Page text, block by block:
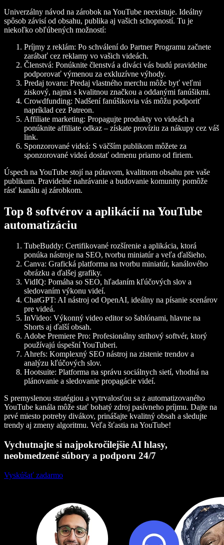
Univerzálny návod na zárobok na YouTube neexistuje. Ideálny
spôsob závisí od obsahu, publika aj vašich schopností. Tu je
niekoľko obľúbených možností:
Príjmy z reklám: Po schválení do Partner Programu začnete
zarábať cez reklamy vo vašich videách.
Členstvá: Ponúknite členstvá a diváci vás budú pravidelne
podporovať výmenou za exkluzívne výhody.
Predaj tovaru: Predaj vlastného merchu môže byť veľmi
ziskový, najmä s kvalitnou značkou a oddanými fanúšikmi.
Crowdfunding: Nadšení fanúšikovia vás môžu podporiť
napríklad cez Patreon.
Affiliate marketing: Propagujte produkty vo videách a
ponúknite affiliate odkaz – získate províziu za nákupy cez váš
link.
Sponzorované videá: S väčším publikom môžete za
sponzorované videá dostať odmenu priamo od firiem.
Úspech na YouTube stojí na pútavom, kvalitnom obsahu pre vaše
publikum. Pravidelné nahrávanie a budovanie komunity pomôže
rásť kanálu aj zárobkom.
Top 8 softvérov a aplikácií na YouTube
automatizáciu
TubeBuddy: Certifikované rozšírenie a aplikácia, ktorá
ponúka nástroje na SEO, tvorbu miniatúr a veľa ďalšieho.
Canva: Grafická platforma na tvorbu miniatúr, kanálového
obrázku a ďalšej grafiky.
VidIQ: Pomáha so SEO, hľadaním kľúčových slov a
sledovaním výkonu videí.
ChatGPT: AI nástroj od OpenAI, ideálny na písanie scenárov
pre videá.
InVideo: Výkonný video editor so šablónami, hlavne na
Shorts aj ďalší obsah.
Adobe Premiere Pro: Profesionálny strihový softvér, ktorý
používajú úspešní YouTuberi.
Ahrefs: Komplexný SEO nástroj na zistenie trendov a
analýzu kľúčových slov.
Hootsuite: Platforma na správu sociálnych sietí, vhodná na
plánovanie a sledovanie propagácie videí.
S premyslenou stratégiou a vytrvalosťou sa z automatizovaného
YouTube kanála môže stať bohatý zdroj pasívneho príjmu. Dajte na
prvé miesto potreby divákov, prinášajte kvalitný obsah a sledujte
trendy aj zmeny algoritmu. Veľa šťastia na YouTube!
Vychutnajte si najpokročilejšie AI hlasy,
neobmedzené súbory a podporu 24/7
Vyskúšať zadarmo